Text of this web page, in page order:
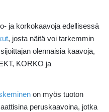
ja korkokaavoja edellisessä
, josta näitä voi tarkemmin
olennaisia kaavoja,
KORKO ja
on myös tuoton
peruskaavoina, jotka